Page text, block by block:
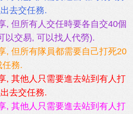
去交任務.
, 但所有人 交任時要各自交40個
以交易, 可以找人代勞).
, 但所有隊員都需要自己打死20
任務.
, 其他人只需要進去站到有人打
去交任務.
, 其他人只需要進去站到有人打